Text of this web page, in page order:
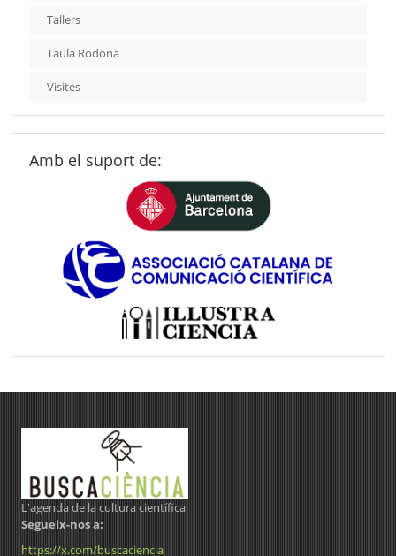
Tallers
Taula Rodona
Visites
Amb el suport de:
L'agenda de la cultura científica
Segueix-nos a:
https://x.com/buscaciencia